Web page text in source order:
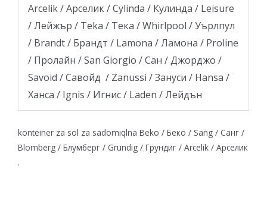
Arcelik / Арселик / Cylinda / Кулинда / Leisure
/ Лейжър / Teka / Тека / Whirlpool / Уърлпул
/ Brandt / Брандт / Lamona / Ламона / Proline
/ Пролайн / San Giorgio / Сан / Джорджо /
Savoid / Савойд / Zanussi / Зануси / Hansa /
Ханса / Ignis / Игнис / Laden / Лейдън
konteiner za sol za sadomiqlna Beko / Беко / Sang / Санг /
Blomberg / Блумберг / Grundig / Грундиг / Arcelik / Арселик
.